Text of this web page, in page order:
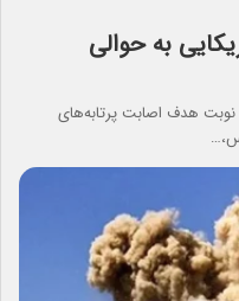
به حوالی
نوبت هدف اصابت پرتابه‌های